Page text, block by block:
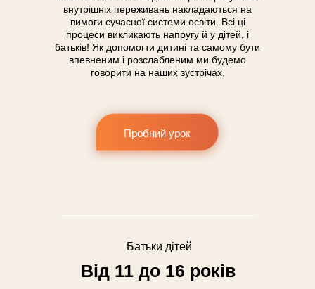
внутрішніх переживань накладаються на
вимоги сучасної системи освіти. Всі ці
процеси викликають напругу й у дітей, і
батьків! Як допомогти дитині та самому бути
впевненим і розслабленим ми будемо
говорити на наших зустрічах.
Батьки дітей
Від 11 до 16 років
Пробний урок